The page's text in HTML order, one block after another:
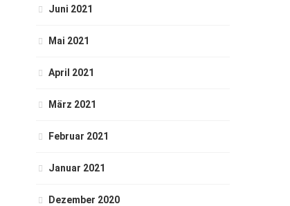
Juni 2021
Mai 2021
April 2021
März 2021
Februar 2021
Januar 2021
Dezember 2020